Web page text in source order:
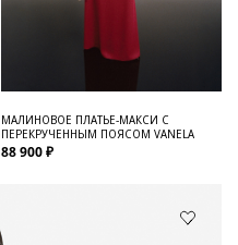
МАЛИНОВОЕ ПЛАТЬЕ-МАКСИ С
ПЕРЕКРУЧЕННЫМ ПОЯСОМ VANELA
88 900 ₽